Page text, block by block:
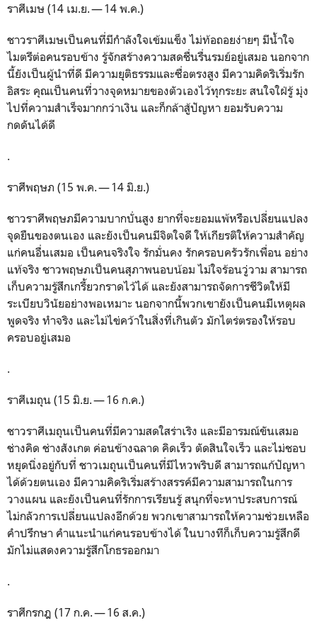
ราศีเมษ (14 เม.ย. — 14 พ.ค.)
ชาวราศีเมษเป็นคนที่มีกำลังใจเข้มแข็ง ไม่ท้อถอยง่ายๆ มีน้ำใจ
ไมตรีต่อคนรอบข้าง รู้จักสร้างความสดชื่นรื่นรมย์อยู่เสมอ นอกจาก
นี้ยังเป็นผู้นำที่ดี มีความยุติธรรมและซื่อตรงสูง มีความคิดริเริ่มรัก
อิสระ คุณเป็นคนที่วางจุดหมายของตัวเองไว้ทุกระยะ สนใจใฝ่รู้ มุ่ง
ไปที่ความสำเร็จมากกว่าเงิน และก็กล้าสู้ปัญหา ยอมรับความ
กดดันได้ดี
.
ราศีพฤษภ (15 พ.ค. — 14 มิ.ย.)
ชาวราศีพฤษภมีความบากบั่นสูง ยากที่จะยอมแพ้หรือเปลี่ยนแปลง
จุดยืนของตนเอง และยังเป็นคนมีจิตใจดี ให้เกียรติให้ความสำคัญ
แก่คนอื่นเสมอ เป็นคนจริงใจ รักมั่นคง รักครอบครัวรักเพื่อน อย่าง
แท้จริง ชาวพฤษภเป็นคนสุภาพนอบน้อม ไม่ใจร้อนวู่วาม สามารถ
เก็บความรู้สึกเกรี้ยวกราดไว้ได้ และยังสามารถจัดการชีวิตให้มี
ระเบียบวินัยอย่างพอเหมาะ นอกจากนี้พวกเขายังเป็นคนมีเหตุผล
พูดจริง ทำจริง และไม่ไข่คว้าในสิ่งที่เกินตัว มักไตร่ตรองให้รอบ
ครอบอยู่เสมอ
.
ราศีเมถุน (15 มิ.ย. — 16 ก.ค.)
ชาวราศีเมถุนเป็นคนที่มีความสดใสร่าเริง และมีอารมณ์ขันเสมอ
ช่างคิด ช่างสังเกต ค่อนข้างฉลาด คิดเร็ว ตัดสินใจเร็ว และไม่ชอบ
หยุดนิ่งอยู่กับที่ ชาวเมถุนเป็นคนที่มีไหวพริบดี สามารถแก้ปัญหา
ได้ด้วยตนเอง มีความคิดริเริ่มสร้างสรรค์มีความสามารถในการ
วางแผน และยังเป็นคนที่รักการเรียนรู้ สนุกที่จะหาประสบการณ์
ไม่กลัวการเปลี่ยนแปลงอีกด้วย พวกเขาสามารถให้ความช่วยเหลือ
คำปรึกษา คำแนะนำแก่คนรอบข้างได้ ในบางทีก็เก็บความรู้สึกดี
มักไม่แสดงความรู้สึกโกธรออกมา
.
ราศีกรกฎ (17 ก.ค. — 16 ส.ค.)